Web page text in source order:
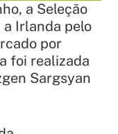
a Seleção
Irlanda pelo
por
foi realizada
Sargsyan